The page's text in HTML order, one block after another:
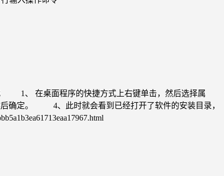
1、 在桌面程序的快捷方式上右键单击，然后选择属
确定。 4、此时就会看到已经打开了软件的安装目录，